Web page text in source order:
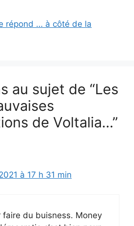
répond … à côté de la
au sujet de “Les
de Voltalia…”
à 17 h 31 min
faire du buisness. Money